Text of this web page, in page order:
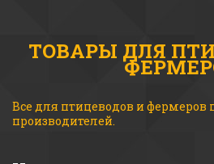
ТОВАРЫ ДЛЯ
Все для птицеводов и фермеров
производителей.